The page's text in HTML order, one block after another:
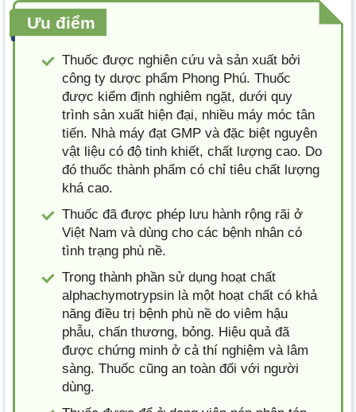
Ưu điểm
Thuốc được nghiên cứu và sản xuất bởi
công ty dược phẩm Phong Phú. Thuốc
được kiểm định nghiêm ngặt, dưới quy
trình sản xuất hiện đại, nhiều máy móc tân
tiến. Nhà máy đạt GMP và đặc biệt nguyên
vật liệu có độ tinh khiết, chất lượng cao. Do
đó thuốc thành phẩm có chỉ tiêu chất lượng
khá cao.
Thuốc đã được phép lưu hành rộng rãi ở
Việt Nam và dùng cho các bệnh nhân có
tình trạng phù nề.
Trong thành phần sử dụng hoạt chất
alphachymotrypsin là một hoạt chất có khả
năng điều trị bệnh phù nề do viêm hậu
phẫu, chấn thương, bỏng. Hiệu quả đã
được chứng minh ở cả thí nghiệm và lâm
sàng. Thuốc cũng an toàn đối với người
dùng.